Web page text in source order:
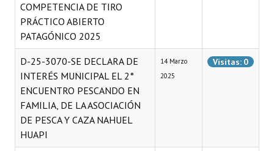
COMPETENCIA DE TIRO
PRÁCTICO ABIERTO
PATAGÓNICO 2025
D-25-3070-SE DECLARA DE
INTERÉS MUNICIPAL EL 2°
ENCUENTRO PESCANDO EN
FAMILIA, DE LA ASOCIACIÓN
DE PESCA Y CAZA NAHUEL
HUAPI
14 Marzo
2025
Visitas: 0